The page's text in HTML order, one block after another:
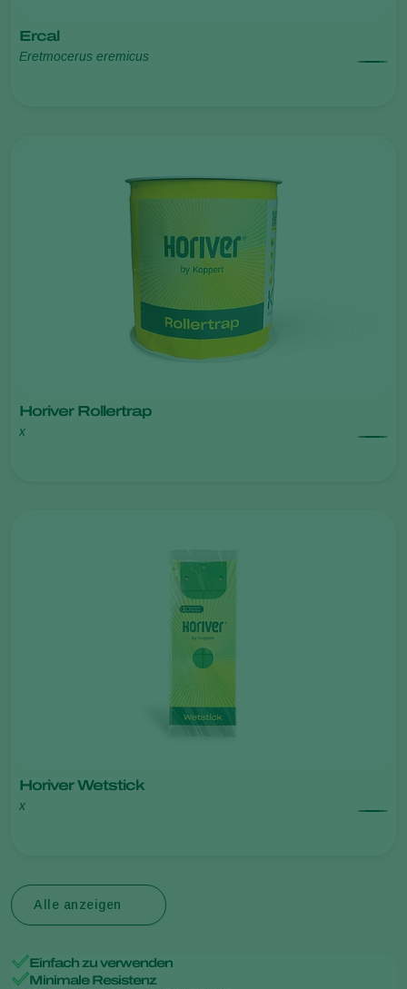
Ercal
Eretmocerus eremicus
Horiver Rollertrap
x
Horiver Wetstick
x
Alle anzeigen
Einfach zu verwenden
Minimale Resistenz